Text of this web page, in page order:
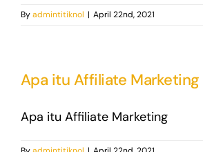
Byadmintitiknol | April 22nd, 2021
Apa itu Affiliate Marketing
Apa itu Affiliate Marketing